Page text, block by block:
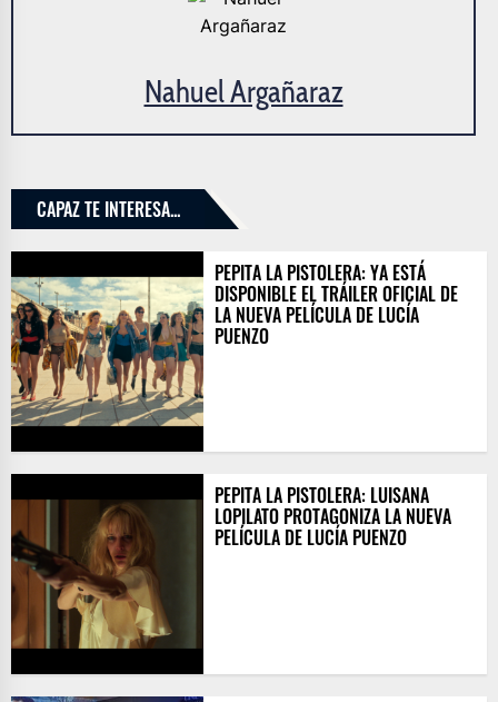
Nahuel Argañaraz
CAPAZ TE INTERESA...
PEPITA LA PISTOLERA: YA ESTÁ
DISPONIBLE EL TRÁILER OFICIAL DE
LA NUEVA PELÍCULA DE LUCÍA
PUENZO
PEPITA LA PISTOLERA: LUISANA
LOPILATO PROTAGONIZA LA NUEVA
PELÍCULA DE LUCÍA PUENZO